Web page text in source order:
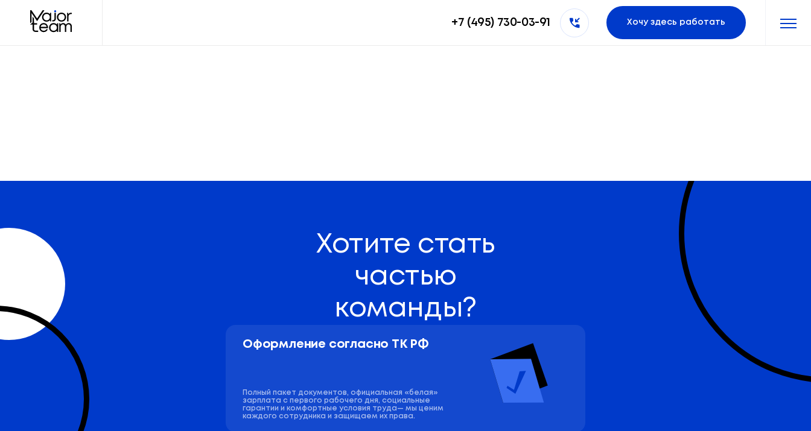
+7 (495) 730-03-91 Хочу здесь работать
Хотите стать
частью
команды?
Оформление согласно ТК РФ
Полный пакет документов, официальная «белая»
зарплата с первого рабочего дня, социальные
гарантии и комфортные условия труда— мы ценим
каждого сотрудника и защищаем их права.